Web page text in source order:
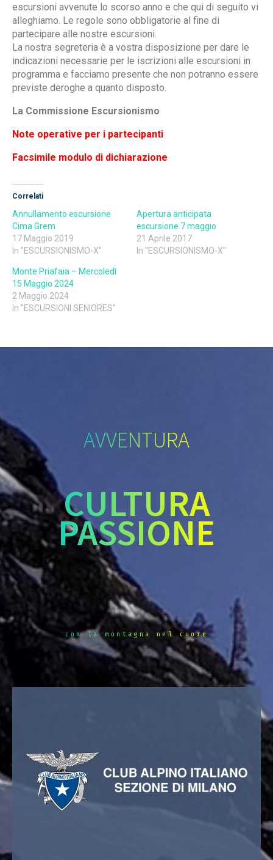
escursioni avvenute lo scorso anno e che qui di seguito vi
alleghiamo. Le regole sono obbligatorie al fine di
partecipare alle nostre escursioni.
La nostra segreteria è a vostra disposizione per dare le
indicazioni necessarie per le iscrizioni alle escursioni in
programma e facciamo presente che non potranno essere
previste deroghe a quanto disposto.
La Commissione Escursionismo
Note operative per i partecipanti
Facsimile modulo di dichiarazione
Correlati
Annullamento escursione
Cima Grem
17 Maggio 2019
In "ESCURSIONISMO-X"
Apertura anticipata
escursione 7 maggio
21 Aprile 2017
In "ESCURSIONISMO-X"
Monte Priafaia – Mercoledì
15 Maggio 2024
2 Maggio 2024
In "ESCURSIONI SENIORES"
AVVENTURA
CULTURA
PASSIONE
con la montagna nel cuore